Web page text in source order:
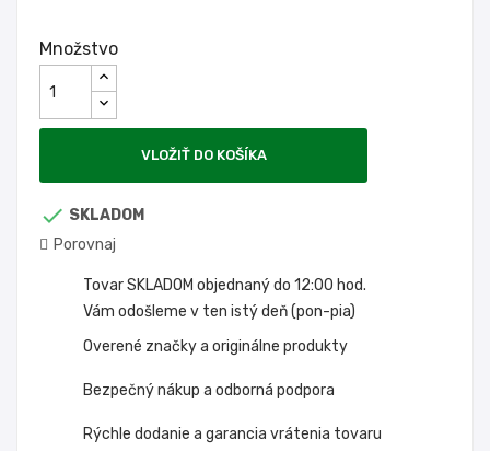
Množstvo
VLOŽIŤ DO KOŠÍKA
 SKLADOM
Porovnaj
Tovar SKLADOM objednaný do 12:00 hod.
Vám odošleme v ten istý deň (pon-pia)
Overené značky a originálne produkty
Bezpečný nákup a odborná podpora
Rýchle dodanie a garancia vrátenia tovaru